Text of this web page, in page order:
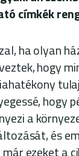
címkék
ha olyan
hogy
hogy
a
és